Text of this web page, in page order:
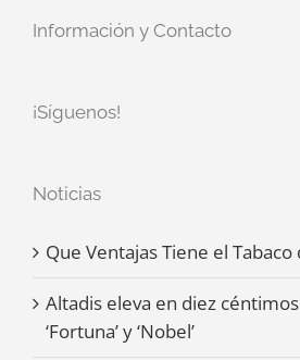
Información y Contacto
¡Síguenos!
Noticias
Que Ventajas Tiene el
Altadis eleva en diez
‘Fortuna’ y ‘Nobel’